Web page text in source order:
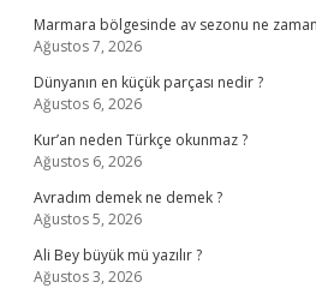
Marmara bölgesinde av sezonu ne zaman
Ağustos 7, 2026
Dünyanın en küçük parçası nedir ?
Ağustos 6, 2026
Kur’an neden Türkçe okunmaz ?
Ağustos 6, 2026
Avradım demek ne demek ?
Ağustos 5, 2026
Ali Bey büyük mü yazılır ?
Ağustos 3, 2026